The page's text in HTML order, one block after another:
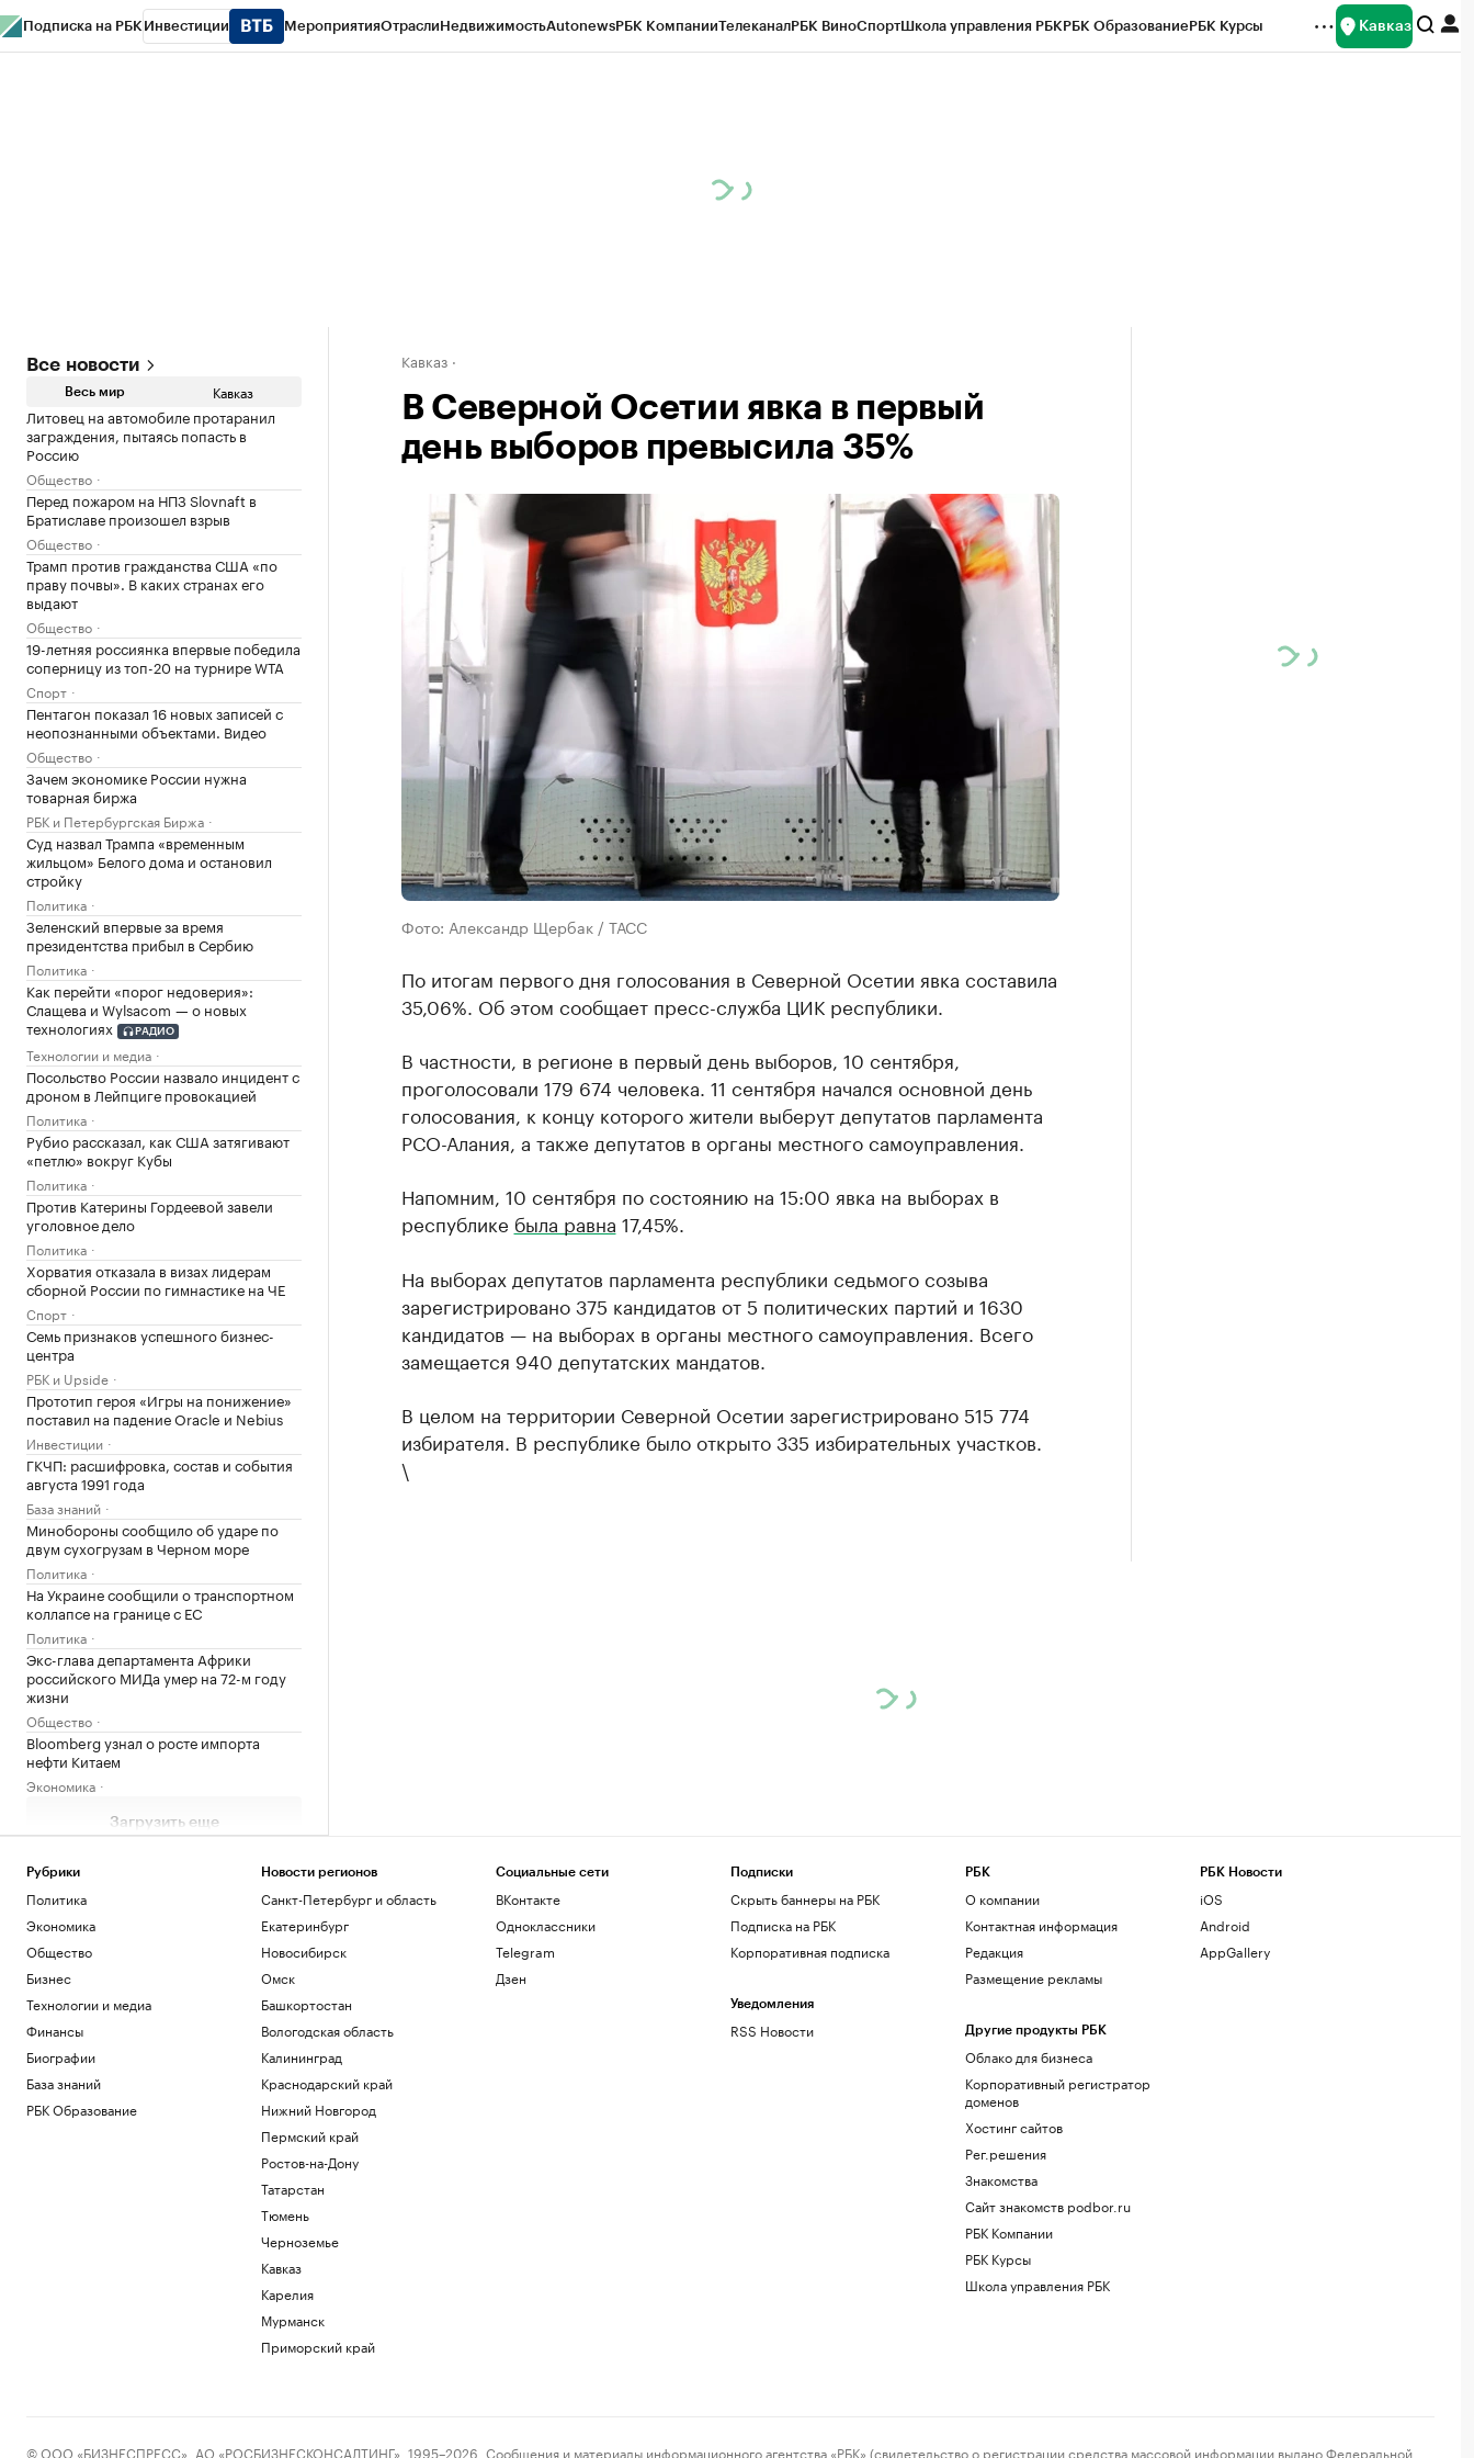
Подписка на РБК Инвестиции МероприятияОтраслиНедвижимостьAutonewsРБК КомпанииТелеканалРБК ВиноСпортШкола управления РБКРБК ОбразованиеРБК Курсы Кавказ
Все новости
Весь мир Кавказ
Литовец на автомобиле протаранил
заграждения, пытаясь попасть в
Россию
Общество
Перед пожаром на НПЗ Slovnaft в
Братиславе произошел взрыв
Общество
Трамп против гражданства США «по
праву почвы». В каких странах его
выдают
Общество
19-летняя россиянка впервые победила
соперницу из топ-20 на турнире WTA
Спорт
Пентагон показал 16 новых записей с
неопознанными объектами. Видео
Общество
Зачем экономике России нужна
товарная биржа
РБК и Петербургская Биржа
Суд назвал Трампа «временным
жильцом» Белого дома и остановил
стройку
Политика
Зеленский впервые за время
президентства прибыл в Сербию
Политика
Как перейти «порог недоверия»:
Слащева и Wylsacom — о новых
технологиях
РАДИО
Технологии и медиа
Посольство России назвало инцидент с
дроном в Лейпциге провокацией
Политика
Рубио рассказал, как США затягивают
«петлю» вокруг Кубы
Политика
Против Катерины Гордеевой завели
уголовное дело
Политика
Хорватия отказала в визах лидерам
сборной России по гимнастике на ЧЕ
Спорт
Семь признаков успешного бизнес-
центра
РБК и Upside
Прототип героя «Игры на понижение»
поставил на падение Oracle и Nebius
Инвестиции
ГКЧП: расшифровка, состав и события
августа 1991 года
База знаний
Минобороны сообщило об ударе по
двум сухогрузам в Черном море
Политика
На Украине сообщили о транспортном
коллапсе на границе с ЕС
Политика
Экс-глава департамента Африки
российского МИДа умер на 72-м году
жизни
Общество
Bloomberg узнал о росте импорта
нефти Китаем
Экономика
Загрузить еще
Кавказ
В Северной Осетии явка в первый
день выборов превысила 35%
Фото: Александр Щербак / ТАСС
По итогам первого дня голосования в Северной Осетии явка составила
35,06%. Об этом сообщает пресс-служба ЦИК республики.
В частности, в регионе в первый день выборов, 10 сентября,
проголосовали 179 674 человека. 11 сентября начался основной день
голосования, к концу которого жители выберут депутатов парламента
РСО-Алания, а также депутатов в органы местного самоуправления.
Напомним, 10 сентября по состоянию на 15:00 явка на выборах в
республике была равна 17,45%.
На выборах депутатов парламента республики седьмого созыва
зарегистрировано 375 кандидатов от 5 политических партий и 1630
кандидатов — на выборах в органы местного самоуправления. Всего
замещается 940 депутатских мандатов.
В целом на территории Северной Осетии зарегистрировано 515 774
избирателя. В республике было открыто 335 избирательных участков.
\
Рубрики
Политика
Экономика
Общество
Бизнес
Технологии и медиа
Финансы
Биографии
База знаний
РБК Образование
Новости регионов
Санкт-Петербург и область
Екатеринбург
Новосибирск
Омск
Башкортостан
Вологодская область
Калининград
Краснодарский край
Нижний Новгород
Пермский край
Ростов-на-Дону
Татарстан
Тюмень
Черноземье
Кавказ
Карелия
Мурманск
Приморский край
Социальные сети
ВКонтакте
Одноклассники
Telegram
Дзен
Подписки
Скрыть баннеры на РБК
Подписка на РБК
Корпоративная подписка
Уведомления
RSS Новости
РБК
О компании
Контактная информация
Редакция
Размещение рекламы
Другие продукты РБК
Облако для бизнеса
Корпоративный регистратор
доменов
Хостинг сайтов
Рег.решения
Знакомства
Сайт знакомств podbor.ru
РБК Компании
РБК Курсы
Школа управления РБК
РБК Новости
iOS
Android
AppGallery
© ООО «БИЗНЕСПРЕСС», АО «РОСБИЗНЕСКОНСАЛТИНГ», 1995–2026. Сообщения и материалы информационного агентства «РБК» (свидетельство о регистрации средства массовой информации выдано Федеральной